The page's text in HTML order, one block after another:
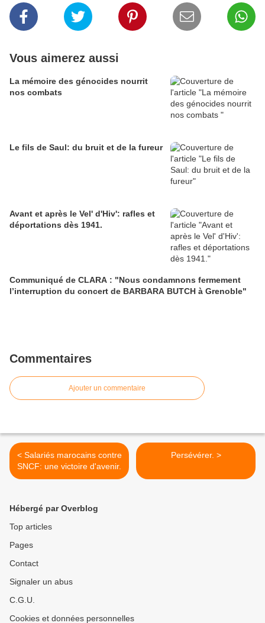
Vous aimerez aussi
La mémoire des génocides nourrit
nos combats
Le fils de Saul: du bruit et de la fureur
Avant et après le Vel' d'Hiv': rafles et
déportations dès 1941.
Communiqué de CLARA : "Nous condamnons fermement
l’interruption du concert de BARBARA BUTCH à Grenoble"
Commentaires
Ajouter un commentaire
< Salariés marocains contre
SNCF: une victoire d'avenir.
Persévérer. >
Hébergé par Overblog
Top articles
Pages
Contact
Signaler un abus
C.G.U.
Cookies et données personnelles